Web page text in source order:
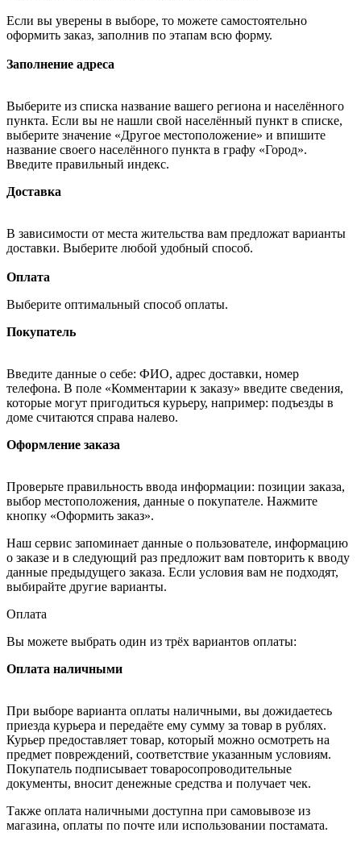
Если вы уверены в выборе, то можете самостоятельно
оформить заказ, заполнив по этапам всю форму.
Заполнение адреса
Выберите из списка название вашего региона и населённого
пункта. Если вы не нашли свой населённый пункт в списке,
выберите значение «Другое местоположение» и впишите
название своего населённого пункта в графу «Город».
Введите правильный индекс.
Доставка
В зависимости от места жительства вам предложат варианты
доставки. Выберите любой удобный способ.
Оплата
Выберите оптимальный способ оплаты.
Покупатель
Введите данные о себе: ФИО, адрес доставки, номер
телефона. В поле «Комментарии к заказу» введите сведения,
которые могут пригодиться курьеру, например: подъезды в
доме считаются справа налево.
Оформление заказа
Проверьте правильность ввода информации: позиции заказа,
выбор местоположения, данные о покупателе. Нажмите
кнопку «Оформить заказ».
Наш сервис запоминает данные о пользователе, информацию
о заказе и в следующий раз предложит вам повторить к вводу
данные предыдущего заказа. Если условия вам не подходят,
выбирайте другие варианты.
Оплата
Вы можете выбрать один из трёх вариантов оплаты:
Оплата наличными
При выборе варианта оплаты наличными, вы дожидаетесь
приезда курьера и передаёте ему сумму за товар в рублях.
Курьер предоставляет товар, который можно осмотреть на
предмет повреждений, соответствие указанным условиям.
Покупатель подписывает товаросопроводительные
документы, вносит денежные средства и получает чек.
Также оплата наличными доступна при самовывозе из
магазина, оплаты по почте или использовании постамата.